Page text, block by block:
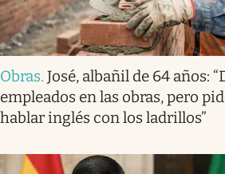
Obras. José, albañil de 64 años:
empleados en las obras, pero
hablar inglés con los ladrillos”